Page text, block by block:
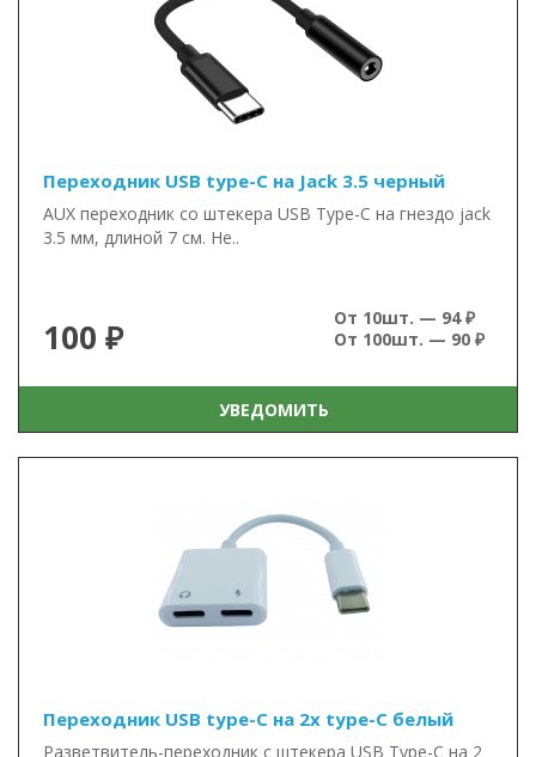
Переходник USB type-C на Jack 3.5 черный
AUX переходник со штекера USB Type-C на гнездо jack
3.5 мм, длиной 7 см. Не..
100 ₽
От 10шт. — 94 ₽
От 100шт. — 90 ₽
УВЕДОМИТЬ
Переходник USB type-C на 2x type-C белый
Разветвитель-переходник с штекера USB Type-C на 2